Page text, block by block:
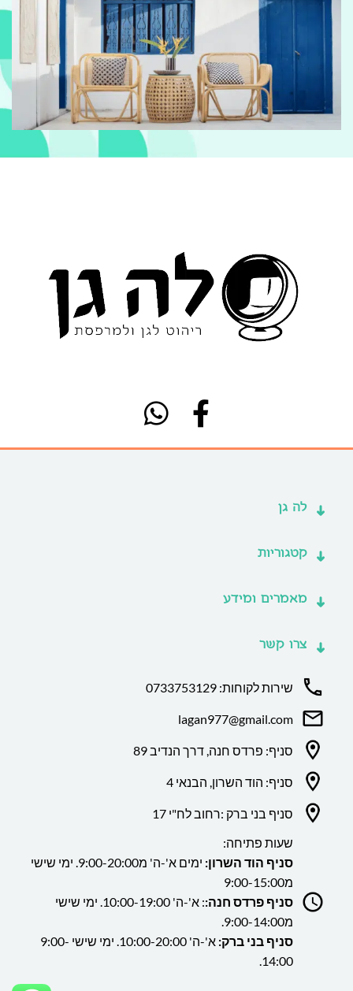
לה גן
קטגוריות
מאמרים ומידע
צרו קשר
שירות לקוחות: 0733753129
lagan977@gmail.com
סניף: פרדס חנה, דרך הנדיב 89
סניף: הוד השרון, הבנאי 4
סניף בני ברק :רחוב לח"י 17
שעות פתיחה:
סניף הוד השרון:
ימים א'-ה' מ9:00-20:00. ימי שישי
מ9:00-15:00
סניף פרדס חנה:
: א'-ה' 10:00-19:00. ימי שישי
מ9:00-14:00.
סניף בני ברק:
א'-ה' 10:00-20:00. ימי שישי 9:00-
14:00.